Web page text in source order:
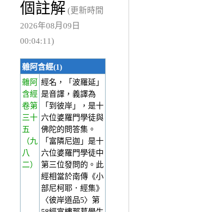
個註解 (更新時間
2026年08月09日
00:04:11)
雜阿含經(1)
雜阿
含經
卷第
三十
五
（九
八
二）
經名，「波羅延」
是音譯，義譯為
「到彼岸」，是十
六位婆羅門學徒與
佛陀的問答集。
「富隣尼迦」是十
六位婆羅門學徒中
第三位發問的。此
經相當於南傳《小
部尼柯耶．經集》
〈彼岸道品5〉第